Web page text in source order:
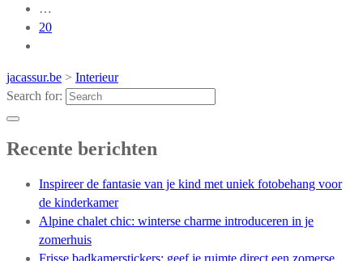
…
20
jacassur.be > Interieur
Search for:
Recente berichten
Inspireer de fantasie van je kind met uniek fotobehang voor
de kinderkamer
Alpine chalet chic: winterse charme introduceren in je
zomerhuis
Frisse badkamerstickers: geef je ruimte direct een zomerse